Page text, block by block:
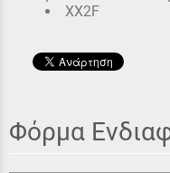
XX2F
Φόρμα